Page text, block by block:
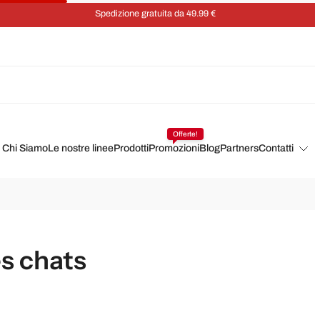
Chi SiamoLe nostre lineeProdottiPromozioni
Offerte!
BlogPartnersContatti
chats